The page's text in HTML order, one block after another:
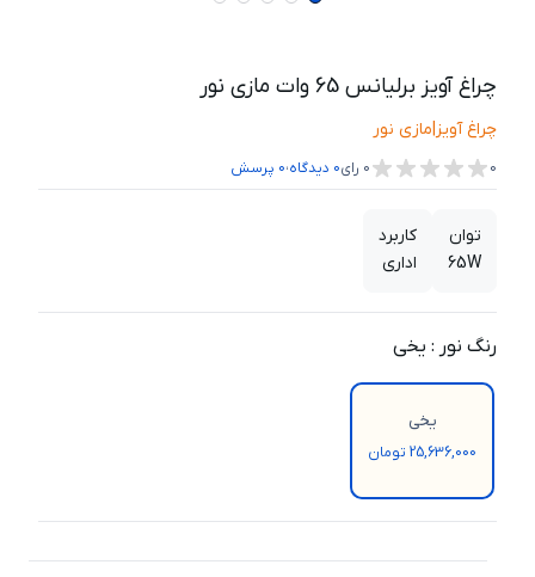
چراغ آویز برلیانس 65 وات مازی نور
چراغ آویز|مازی نور
0
0 رای0 دیدگاه،0 پرسش
توان
65W
کاربرد
اداری
رنگ نور : یخی
یخی
25,636,000 تومان